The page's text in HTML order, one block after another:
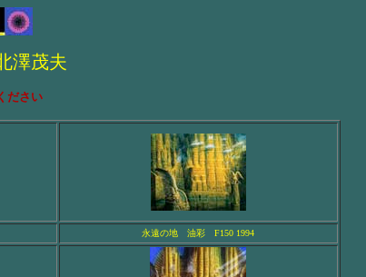
澤茂夫
ださい
永遠の地 油彩 F150 1994